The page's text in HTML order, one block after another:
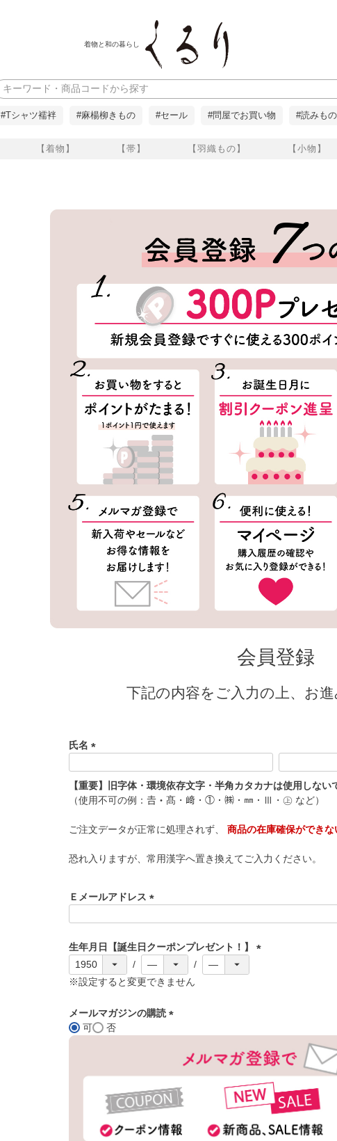
着物と和の暮らし
【着物】 【帯】 【羽織もの】 【小物】
検索
#Tシャツ襦袢 #麻楊柳きもの #セール #問屋でお買い物 #読みもの
会員登録
下記の内容をご入力の上、お進
氏名
必
須
)
【重要】旧字体・環境依存文字・半角カタカナは使用しない
（使用不可の例：𠮷・髙・﨑・①・㈱・㎜・Ⅲ・㊤ など）
ご注文データが正常に処理されず、 商品の在庫確保ができな
恐れ入りますが、常用漢字へ置き換えてご入力ください。
Ｅメールアドレス
須
)
生年月日【誕生日クーポンプレゼント！】
※設定すると変更できません
メールマガジンの購読
)
可 否